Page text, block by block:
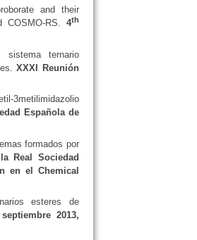
and their
COSMO-RS. 4th
sistema ternario
XXXI Reunión
3metilimidazolio
Española de
formados por
Real Sociedad
en el Chemical
esteres de
2013,